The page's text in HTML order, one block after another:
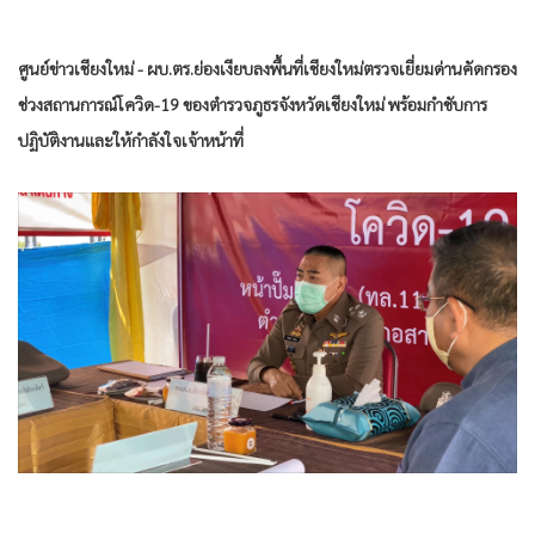
• กีฬา
• ต่างประเทศ
• Special Scoop
•
จีน
• ชุมชน-คุณภาพชีวิต
อาชญากรรม
Motoring
• เกม
• วิทยาศาสตร์
SMEs
• หุ้น
ศูนย์ข่าวเชียงใหม่ - ผบ.ตร.ย่องเงียบลงพื้นที่เชียงใหม่ตรวจเยี่ยมด่านคัดกรอง
ช่วงสถานการณ์โควิด-19 ของตำรวจภูธรจังหวัดเชียงใหม่ พร้อมกำชับการ
ปฏิบัติงานและให้กำลังใจเจ้าหน้าที่